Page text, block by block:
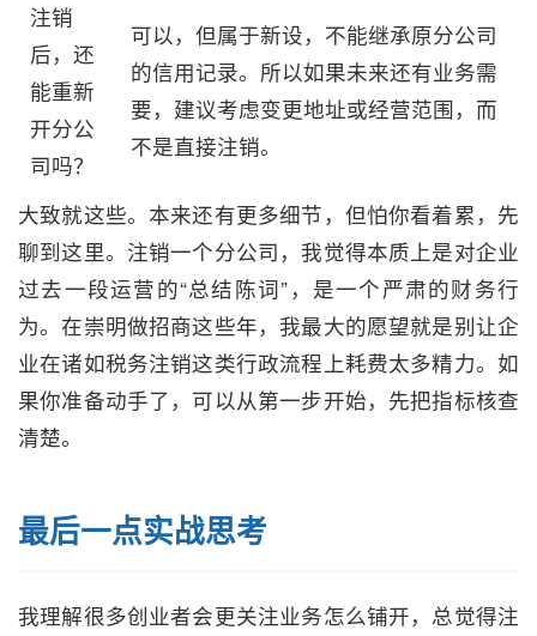
注销
后，还
能重新
开分公
司吗？
可以，但属于新设，不能继承原分公司
的信用记录。所以如果未来还有业务需
要，建议考虑变更地址或经营范围，而
不是直接注销。
大致就这些。本来还有更多细节，但怕你看着累，先
聊到这里。注销一个分公司，我觉得本质上是对企业
过去一段运营的“总结陈词”，是一个严肃的财务行
为。在崇明做招商这些年，我最大的愿望就是别让企
业在诸如税务注销这类行政流程上耗费太多精力。如
果你准备动手了，可以从第一步开始，先把指标核查
清楚。
最后一点实战思考
我理解很多创业者会更关注业务怎么铺开，总觉得注